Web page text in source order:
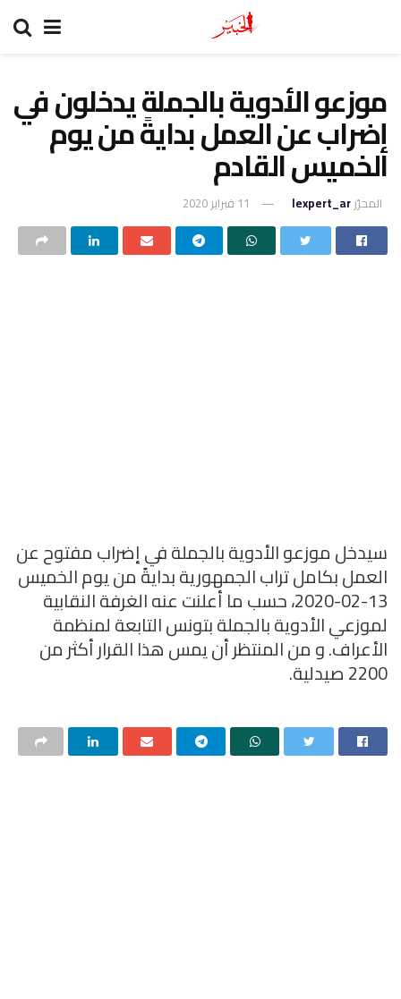
موزعو الأدوية بالجملة يدخلون في
إضراب عن العمل بدايةً من يوم
الخميس القادم
المحرّر lexpert_ar 11 فبراير 2020
سيدخل موزعو الأدوية بالجملة في إضراب مفتوح عن
العمل بكامل تراب الجمهورية بدايةً من يوم الخميس
13-02-2020، حسب ما أعلنت عنه الغرفة النقابية
لموزعي الأدوية بالجملة بتونس التابعة لمنظمة
الأعراف. و من المنتظر أن يمس هذا القرار أكثر من
2200 صيدلية.